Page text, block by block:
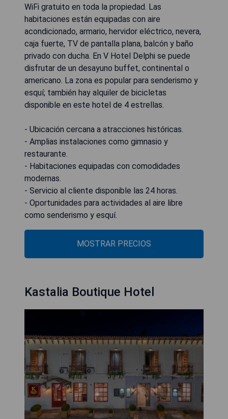
WiFi gratuito en toda la propiedad. Las
habitaciones están equipadas con aire
acondicionado, armario, hervidor eléctrico, nevera,
caja fuerte, TV de pantalla plana, balcón y baño
privado con ducha. En V Hotel Delphi se puede
disfrutar de un desayuno buffet, continental o
americano. La zona es popular para senderismo y
esquí; también hay alquiler de bicicletas
disponible en este hotel de 4 estrellas.
- Ubicación cercana a atracciones históricas.
- Amplias instalaciones como gimnasio y
restaurante.
- Habitaciones equipadas con comodidades
modernas.
- Servicio al cliente disponible las 24 horas.
- Oportunidades para actividades al aire libre
como senderismo y esquí.
MOSTRAR PRECIOS
Kastalia Boutique Hotel